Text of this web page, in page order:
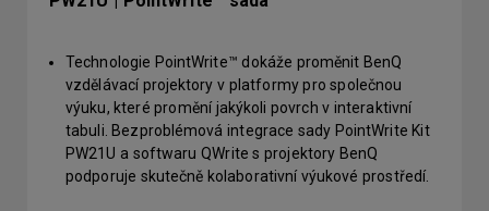
Technologie PointWrite™ dokáže proměnit BenQ
vzdělávací projektory v platformy pro společnou
výuku, které promění jakýkoli povrch v interaktivní
tabuli. Bezproblémová integrace sady PointWrite Kit
PW21U a softwaru QWrite s projektory BenQ
podporuje skutečně kolaborativní výukové prostředí.